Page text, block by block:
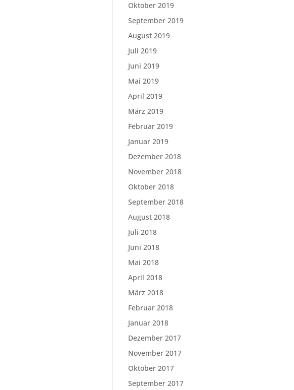
Oktober 2019
September 2019
August 2019
Juli 2019
Juni 2019
Mai 2019
April 2019
März 2019
Februar 2019
Januar 2019
Dezember 2018
November 2018
Oktober 2018
September 2018
August 2018
Juli 2018
Juni 2018
Mai 2018
April 2018
März 2018
Februar 2018
Januar 2018
Dezember 2017
November 2017
Oktober 2017
September 2017